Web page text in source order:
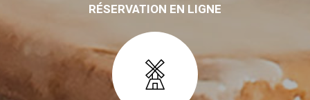
RÉSERVATION EN LIGNE